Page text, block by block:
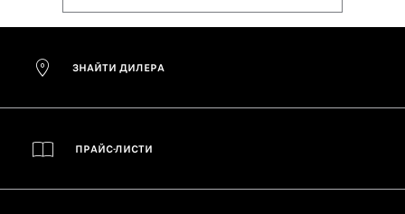
ЗНАЙТИ ДИЛЕРА
ПРАЙС-ЛИСТИ